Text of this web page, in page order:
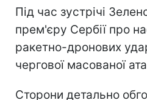
Під час зустрічі
прем'єру Сербії про
ракетно-дронових
чергової масованої
Сторони детально